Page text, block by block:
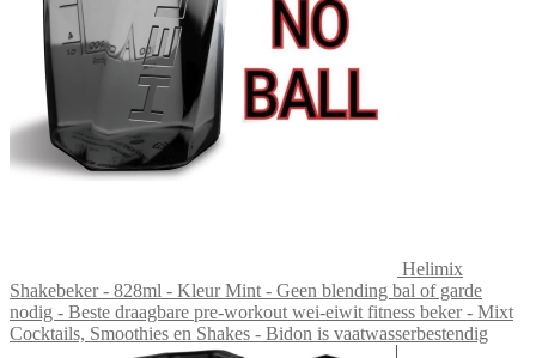
Helimix
Shakebeker - 828ml - Kleur Mint - Geen blending bal of garde
nodig - Beste draagbare pre-workout wei-eiwit fitness beker - Mixt
Cocktails, Smoothies en Shakes - Bidon is vaatwasserbestendig